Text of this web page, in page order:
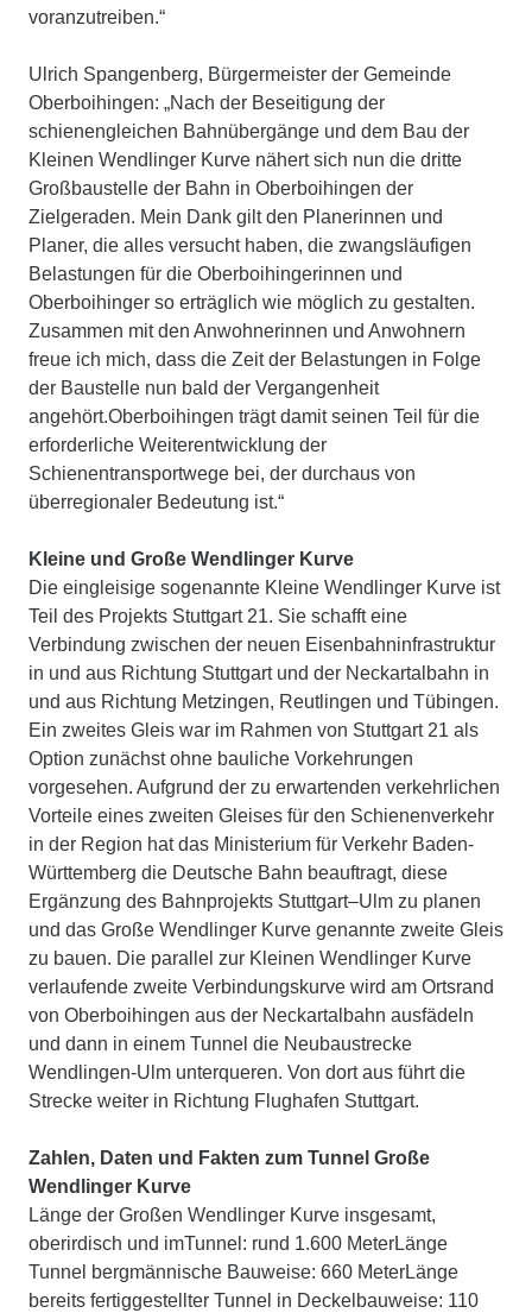
voranzutreiben.“
Ulrich Spangenberg, Bürgermeister der Gemeinde
Oberboihingen: „Nach der Beseitigung der
schienengleichen Bahnübergänge und dem Bau der
Kleinen Wendlinger Kurve nähert sich nun die dritte
Großbaustelle der Bahn in Oberboihingen der
Zielgeraden. Mein Dank gilt den Planerinnen und
Planer, die alles versucht haben, die zwangsläufigen
Belastungen für die Oberboihingerinnen und
Oberboihinger so erträglich wie möglich zu gestalten.
Zusammen mit den Anwohnerinnen und Anwohnern
freue ich mich, dass die Zeit der Belastungen in Folge
der Baustelle nun bald der Vergangenheit
angehört.Oberboihingen trägt damit seinen Teil für die
erforderliche Weiterentwicklung der
Schienentransportwege bei, der durchaus von
überregionaler Bedeutung ist.“
Kleine und Große Wendlinger Kurve
Die eingleisige sogenannte Kleine Wendlinger Kurve ist
Teil des Projekts Stuttgart 21. Sie schafft eine
Verbindung zwischen der neuen Eisenbahninfrastruktur
in und aus Richtung Stuttgart und der Neckartalbahn in
und aus Richtung Metzingen, Reutlingen und Tübingen.
Ein zweites Gleis war im Rahmen von Stuttgart 21 als
Option zunächst ohne bauliche Vorkehrungen
vorgesehen. Aufgrund der zu erwartenden verkehrlichen
Vorteile eines zweiten Gleises für den Schienenverkehr
in der Region hat das Ministerium für Verkehr Baden-
Württemberg die Deutsche Bahn beauftragt, diese
Ergänzung des Bahnprojekts Stuttgart–Ulm zu planen
und das Große Wendlinger Kurve genannte zweite Gleis
zu bauen. Die parallel zur Kleinen Wendlinger Kurve
verlaufende zweite Verbindungskurve wird am Ortsrand
von Oberboihingen aus der Neckartalbahn ausfädeln
und dann in einem Tunnel die Neubaustrecke
Wendlingen-Ulm unterqueren. Von dort aus führt die
Strecke weiter in Richtung Flughafen Stuttgart.
Zahlen, Daten und Fakten zum Tunnel Große
Wendlinger Kurve
Länge der Großen Wendlinger Kurve insgesamt,
oberirdisch und imTunnel: rund 1.600 MeterLänge
Tunnel bergmännische Bauweise: 660 MeterLänge
bereits fertiggestellter Tunnel in Deckelbauweise: 110